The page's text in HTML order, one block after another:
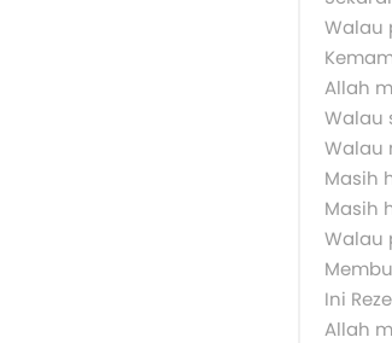
Walau
Allah
Walau
Walau
Masih
Masih
Walau
Ini
Allah